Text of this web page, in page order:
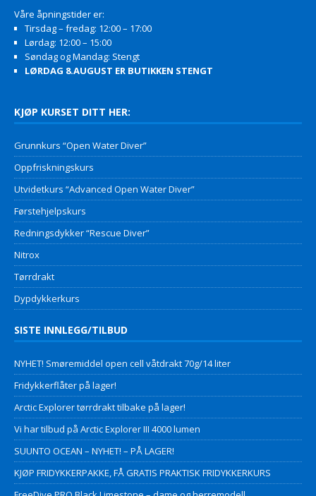
Våre åpningstider er:
Tirsdag – fredag: 12:00 – 17:00
Lørdag: 12:00 – 15:00
Søndag og Mandag: Stengt
LØRDAG 8.AUGUST ER BUTIKKEN STENGT
KJØP KURSET DITT HER:
Grunnkurs “Open Water Diver”
Oppfriskningskurs
Utvidetkurs “Advanced Open Water Diver”
Førstehjelpskurs
Redningsdykker “Rescue Diver”
Nitrox
Tørrdrakt
Dypdykkerkurs
SISTE INNLEGG/TILBUD
NYHET! Smøremiddel open cell våtdrakt 70g/14 liter
Fridykkerflåter på lager!
Arctic Explorer tørrdrakt tilbake på lager!
Vi har tilbud på Arctic Explorer III 4000 lumen
SUUNTO OCEAN – NYHET! – PÅ LAGER!
KJØP FRIDYKKERPAKKE, FÅ GRATIS PRAKTISK FRIDYKKERKURS